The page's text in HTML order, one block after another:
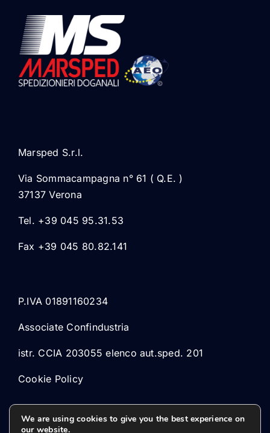
Marsped S.r.l.
Via Sommacampagna n° 61 ( Q.E. )
37137 Verona
Tel. +39 045 95.31.53
Fax +39 045 80.82.141
P.IVA 01891160234
Associate Confindustria
istr. CCIA 203055 elenco aut.sped. 201
Cookie Policy
We are using cookies to give you the best experience on
our website.